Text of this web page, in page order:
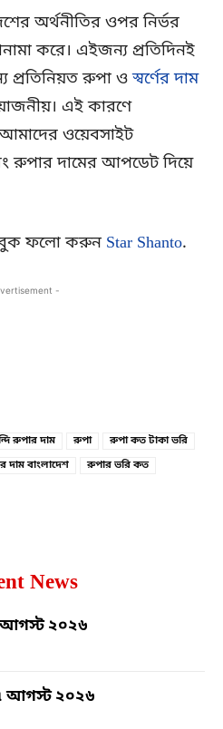
অর্থনীতির ওপর নির্ভর
করে। এইজন্য প্রতিদিনই
প্রতিনিয়ত রুপা ওস্বর্ণের দাম
এই কারণে
ওয়েবসাইট
রুপার দামের আপডেট দিয়ে
ফলো করুন Star Shanto.
-
রুপার দাম রুপা
রুপা কত টাকা ভরি
দাম বাংলাদেশ
রুপার ভরি কত
News
২০২৬
আগস্ট ২০২৬